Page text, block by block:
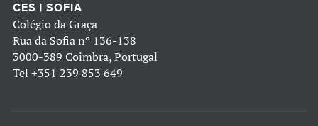
CES | SOFIA
Colégio da Graça
Rua da Sofia nº 136-138
3000-389 Coimbra, Portugal
Tel +351 239 853 649